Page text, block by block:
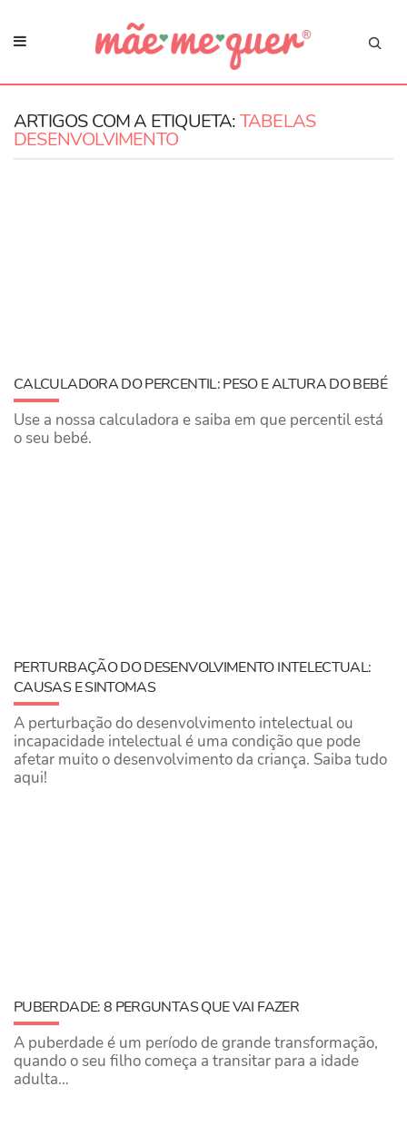
ARTIGOS COM A ETIQUETA:TABELAS
DESENVOLVIMENTO
CALCULADORA DO PERCENTIL: PESO E ALTURA DO BEBÉ
Use a nossa calculadora e saiba em que percentil está
o seu bebé.
PERTURBAÇÃO DO DESENVOLVIMENTO INTELECTUAL:
CAUSAS E SINTOMAS
A perturbação do desenvolvimento intelectual ou
incapacidade intelectual é uma condição que pode
afetar muito o desenvolvimento da criança. Saiba tudo
aqui!
PUBERDADE: 8 PERGUNTAS QUE VAI FAZER
A puberdade é um período de grande transformação,
quando o seu filho começa a transitar para a idade
adulta…